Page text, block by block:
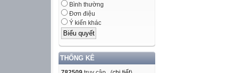
Bình thường
Đơn điệu
Ý kiến khác
THỐNG KÊ